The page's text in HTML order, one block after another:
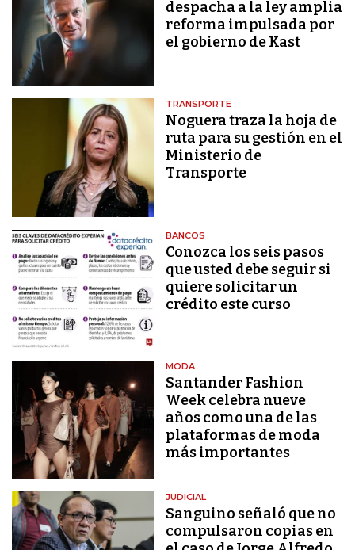
despacha a la ley amplia
reforma impulsada por
el gobierno de Kast
TRANSPORTE
Noguera traza la hoja de
ruta para su gestión en el
Ministerio de
Transporte
BANCOS
Conozca los seis pasos
que usted debe seguir si
quiere solicitar un
crédito este curso
MODA
Santander Fashion
Week celebra nueve
años como una de las
plataformas de moda
más importantes
JUDICIAL
Sanguino señaló que no
compulsaron copias en